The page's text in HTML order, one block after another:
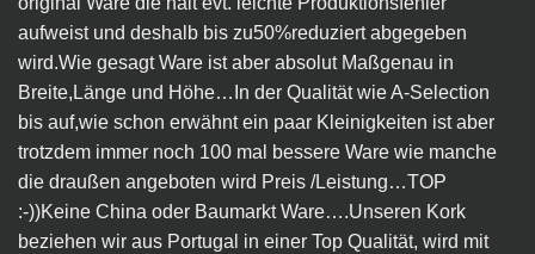
aufweist und deshalb bis zu50%reduziert abgegeben
wird.Wie gesagt Ware ist aber absolut Maßgenau in
Breite,Länge und Höhe…In der Qualität wie A-Selection
bis auf,wie schon erwähnt ein paar Kleinigkeiten ist aber
trotzdem immer noch 100 mal bessere Ware wie manche
die draußen angeboten wird Preis /Leistung…TOP
:-))Keine China oder Baumarkt Ware….Unseren Kork
beziehen wir aus Portugal in einer Top Qualität, wird mit